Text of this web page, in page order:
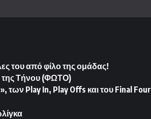
του από φίλο της ομάδας!
της Τήνου (ΦΩΤΟ)
Play In, Play Offs και του Final Four